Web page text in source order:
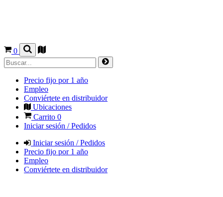
0
Precio fijo por 1 año
Empleo
Conviértete en distribuidor
Ubicaciones
Carrito 0
Iniciar sesión / Pedidos
Iniciar sesión / Pedidos
Precio fijo por 1 año
Empleo
Conviértete en distribuidor